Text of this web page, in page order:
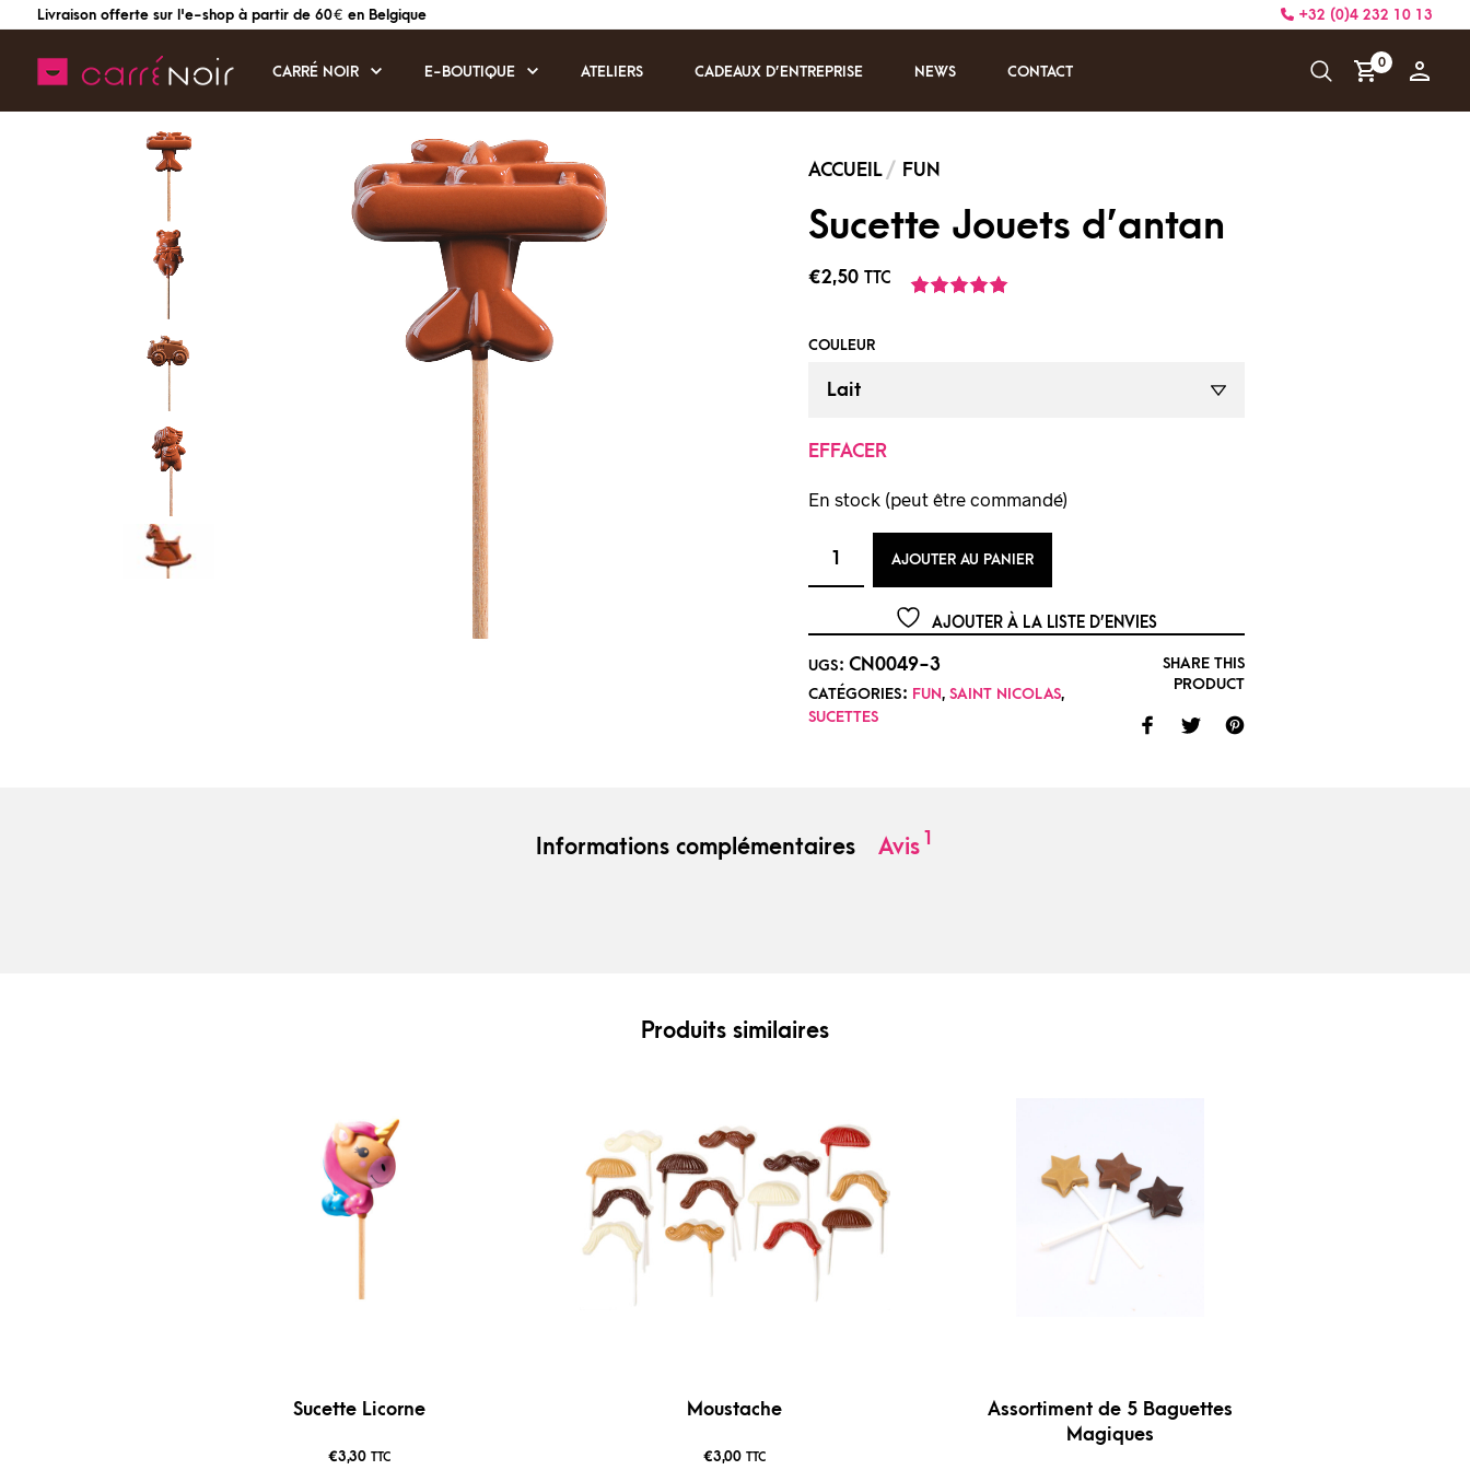
Livraison offerte sur l'e-shop à partir de 60 € en Belgique +32 (0)4 232 10 13
CARRÉ NOIR E-BOUTIQUE ATELIERS CADEAUX D’ENTREPRISE NEWS CONTACT
0
Sucette Jouets d’antan
€2,50 TTC
COULEUR
EFFACER
En stock (peut être commandé)
AJOUTER AU PANIER
AJOUTER À LA LISTE D’ENVIES
UGS : CN0049-3
CATÉGORIES : FUN, SAINT NICOLAS,
SUCETTES
SHARE THIS
PRODUCT
Informations complémentaires Avis 1
Produits similaires
Sucette Licorne
€3,30 TTC
Moustache
€3,00 TTC
Assortiment de 5 Baguettes
Magiques